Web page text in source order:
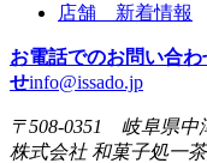
店舗 新着情報
お電話でのお問い合わ
せinfo@issado.jp
〒508-0351 岐阜県中
株式会社 和菓子処一